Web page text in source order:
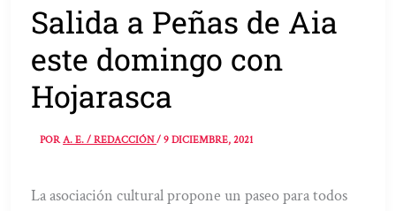
Salida a Peñas de Aia
este domingo con
Hojarasca
PORA. E. / REDACCIÓN/9 DICIEMBRE, 2021
La asociación cultural propone un paseo para todos